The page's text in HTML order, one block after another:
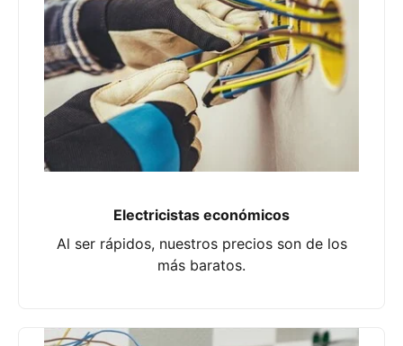
Electricistas económicos
Al ser rápidos, nuestros precios son de los
más baratos.